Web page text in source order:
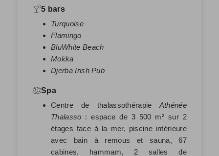
5 bars
Turquoise
Flamingo
BluWhite Beach
Mokka
Djerba Irish Pub
Spa
Centre de thalassothérapie Athénée
Thalasso : espace de 3 500 m² sur 2
étages face à la mer, piscine intérieure
avec bain à remous et sauna, 67
cabines, hammam, 2 salles de